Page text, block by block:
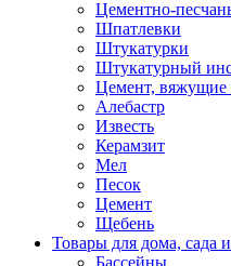
Цементно-
Шпатлевки
Штукатурки
Штукатурный
Цемент, вяжущие
Алебастр
Известь
Керамзит
Мел
Песок
Цемент
Щебень
Товары для дома, сада
Бассейны